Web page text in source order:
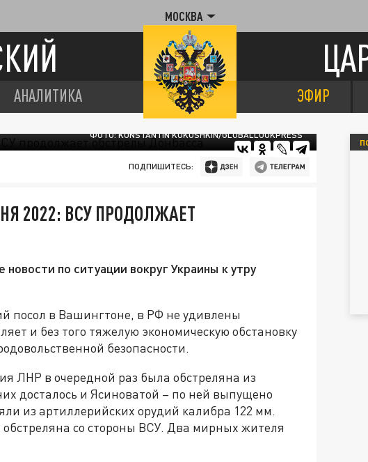
МОСКВА
АНАЛИТИКА ЭФИР
ФОТО: KONSTANTIN KOKOSHKIN/GLOBALLOOKPRESS
ПОДПИШИТЕСЬ:
2022: ВСУ ПРОДОЛЖАЕТ
по ситуации вокруг Украины к утру
посол в Вашингтоне, в РФ не удивлены
и без того тяжелую экономическую обстановку
безопасности.
ЛНР в очередной раз была обстреляна из
досталось и Ясиноватой – по ней выпущено
из артиллерийских орудий калибра 122 мм.
со стороны ВСУ. Два мирных жителя